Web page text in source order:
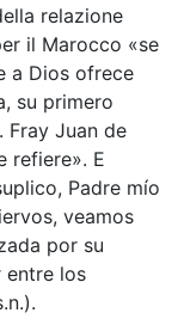
relazione
il Marocco «se
a Dios ofrece
su primero
Fray Juan de
refiere». E
Padre mío
veamos
por su
entre los